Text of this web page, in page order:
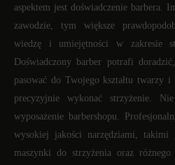
aspektem jest doświadczenie barbera.
zawodzie, tym większe
wiedzę i umiejętności w zakresie
Doświadczony barber potrafi
pasować do Twojego kształtu twarzy
precyzyjnie wykonać strzyżenie.
wyposażenie barbershopu.
wysokiej jakości narzędziami,
maszynki do strzyżenia oraz